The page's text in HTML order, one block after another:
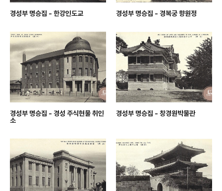
경성부 명승집 - 한강인도교 경성부 명승집 - 경복궁 향원정
경성부 명승집 - 경성 주식현물 취인
소
경성부 명승집 - 창경원박물관